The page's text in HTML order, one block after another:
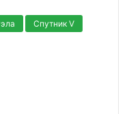
Спутник V